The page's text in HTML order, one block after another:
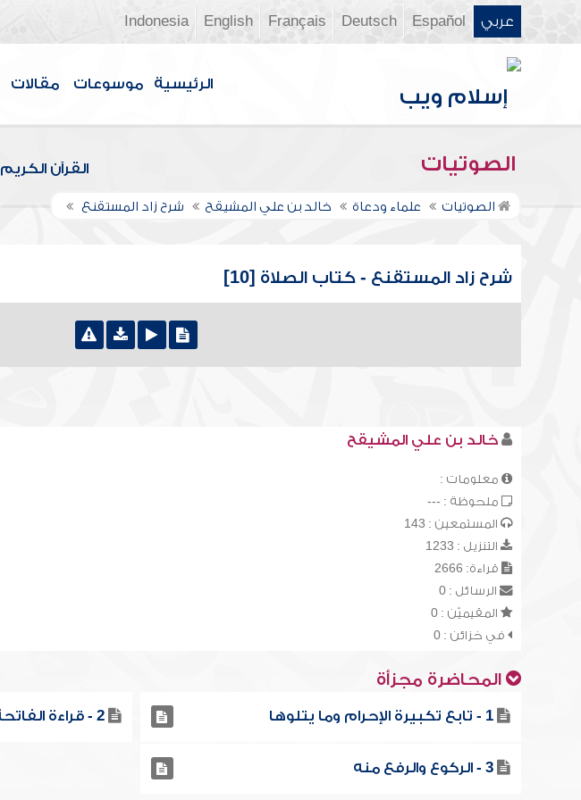
عربي Español
Deutsch
Français
English
Indonesia
الرئيسية موسوعات مقالات
الصوتيات القرآن الكريم
الصوتيات علماء ودعاة خالد بن علي المشيقح شرح زاد المستقنع
شرح زاد المستقنع - كتاب الصلاة [10]
خالد بن علي المشيقح
معلومات :
ملحوظة : ---
المستمعين : 143
التنزيل : 1233
قراءة: 2666
الرسائل : 0
المقيميّن : 0
في خزائن : 0
المحاضرة مجزأة
1 - تابع تكبيرة الإحرام وما يتلوها 2 - قراءة الفاتحة وسورة
3 - الركوع والرفع منه